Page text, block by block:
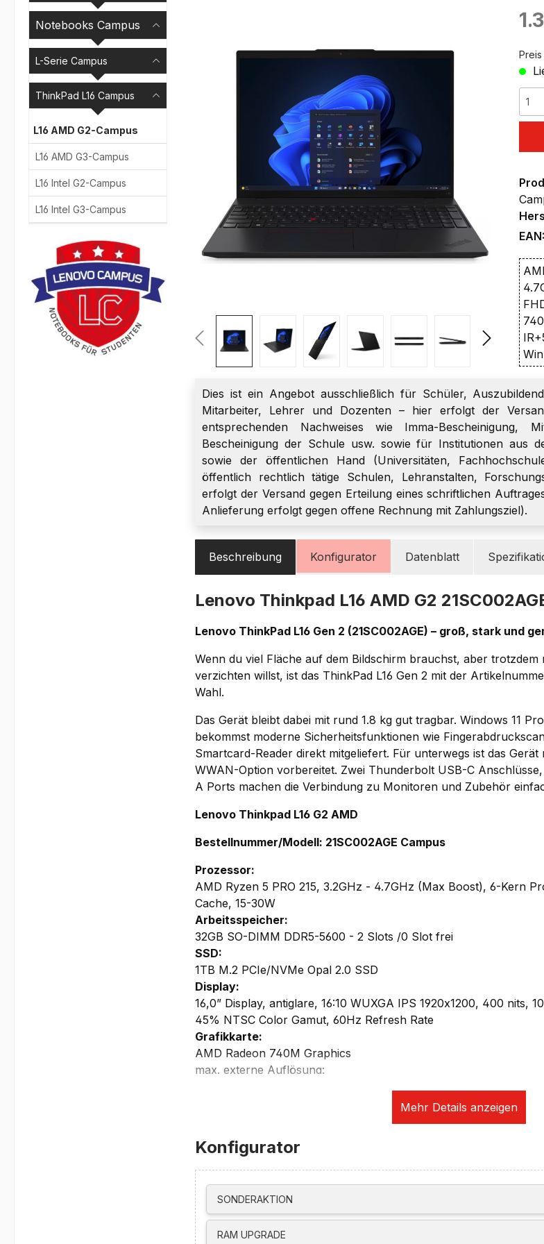
Notebooks Campus
L-Serie Campus
ThinkPad L16 Campus
L16 AMD G2-Campus
L16 AMD G3-Campus
L16 Intel G2-Campus
L16 Intel G3-Campus
Dies ist ein Angebot ausschließlich für Schüler,
Mitarbeiter, Lehrer und Dozenten – hier erfolgt der
entsprechenden Nachweises wie Imma-Bescheinigung,
Bescheinigung der Schule usw. sowie für Institutionen aus
sowie der öffentlichen Hand (Universitäten,
öffentlich rechtlich tätige Schulen, Lehranstalten,
erfolgt der Versand gegen Erteilung eines schriftlichen
Anlieferung erfolgt gegen offene Rechnung mit Zahlungsziel).
Beschreibung Konfigurator Datenblatt
Lenovo Thinkpad L16 AMD G2
Lenovo ThinkPad L16 Gen 2 (21SC002AGE) – groß, stark und
Wenn du viel Fläche auf dem Bildschirm brauchst, aber
verzichten willst, ist das ThinkPad L16 Gen 2 mit der
Wahl.
Das Gerät bleibt dabei mit rund 1.8 kg gut tragbar. Windows 11
bekommst moderne Sicherheitsfunktionen wie
Smartcard-Reader direkt mitgeliefert. Für unterwegs ist das
WWAN-Option vorbereitet. Zwei Thunderbolt USB-C
A Ports machen die Verbindung zu Monitoren und Zubehör
Lenovo Thinkpad L16 G2 AMD
Bestellnummer/Modell: 21SC002AGE Campus
Prozessor:
AMD Ryzen 5 PRO 215, 3.2GHz - 4.7GHz (Max Boost), 6-Kern
Cache, 15-30W
Arbeitsspeicher:
32GB SO-DIMM DDR5-5600 - 2 Slots /0 Slot frei
SSD:
1TB M.2 PCIe/NVMe Opal 2.0 SSD
Display:
16,0” Display, antiglare, 16:10 WUXGA IPS 1920x1200, 400 nits,
45% NTSC Color Gamut, 60Hz Refresh Rate
Grafikkarte:
AMD Radeon 740M Graphics
max. externe Auflösung:
Thunderbolt bis zu 7680x4320 @ 60Hz
5.0MP + IR discrete Camera, mit privacy Shutter, fixed Focus
Gigabit Ethernet, 1x RJ-45, supports Wake-on-LAN
MediaTek Wi-Fi 7 MT7925, 802.11be 2x2
Bluetooth 5.4
WWAN ready
Schnittstellen/Steckplätze:
Konfigurator
SONDERAKTION
RAM UPGRADE